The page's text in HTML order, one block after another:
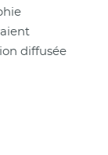
diffusée